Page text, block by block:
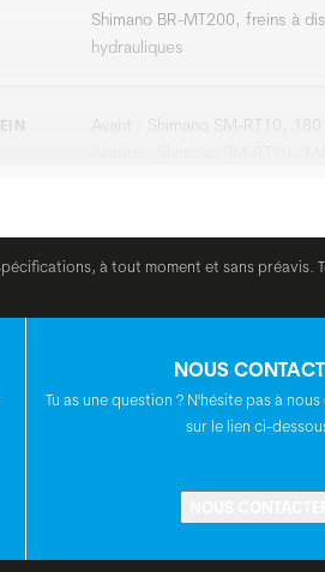
Shimano BR-MT200, freins à
hydrauliques
Avant : Shimano SM-RT10, 180
version avec pince
BGM Pro, multiposition 10°/25°
Post Moderne PM-780E,
à tout moment et sans préavis.
NOUS
Tu as une question ? N'hésite pas à
sur le lien ci-